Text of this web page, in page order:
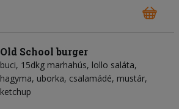
Old School burger
buci, 15dkg marhahús, lollo saláta,
hagyma, uborka, csalamádé, mustár,
ketchup